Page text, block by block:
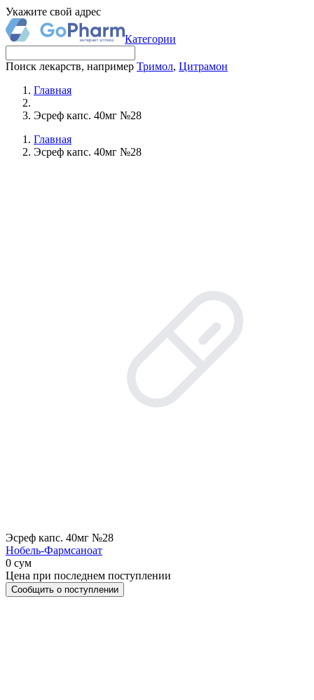
Укажите свой адрес
Категории
Поиск лекарств, например Тримол, Цитрамон
Главная
Эсреф капс. 40мг №28
Главная
Эсреф капс. 40мг №28
Эсреф капс. 40мг №28
Нобель-Фармсаноат
0 сум
Цена при последнем поступлении
Сообщить о поступлении